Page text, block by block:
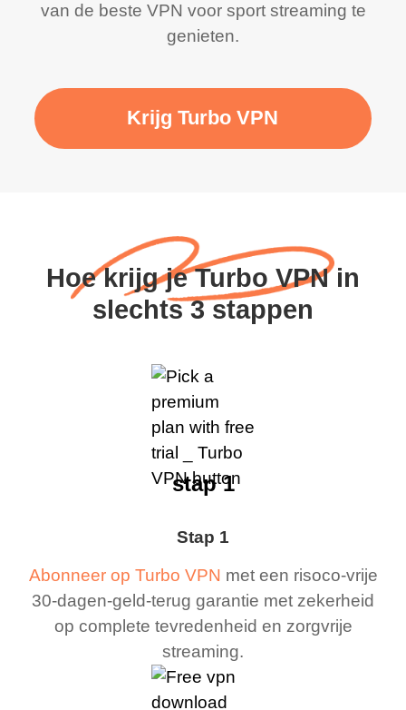
van de beste VPN voor sport streaming te
genieten.
Krijg Turbo VPN
Hoe krijg je Turbo VPN in
slechts 3 stappen
Stap 1
Abonneer op Turbo VPN met een risoco-vrije
30-dagen-geld-terug garantie met zekerheid
op complete tevredenheid en zorgvrije
streaming.
stap 1